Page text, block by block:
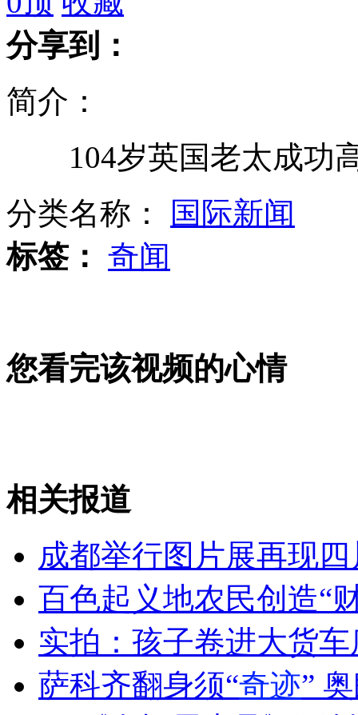
实拍：宝宝视频剪辑“一夜长大”
印度东北部发生沉船事故 死亡百多人
台湾女艺人掀起"剩女西游"浪潮
实拍：因感情不和 男子挥刀自残
山西运城恶犬咬伤多人 警民合力深夜将其击毙
女孩北京地铁殴打老人 痛下狠手拳打脚踢
无痛分娩是否安全 医生回应
外交部：反对强权政治霸凌主义
分享到：
简介：
104岁英国老太成功
分类名称：
国际新闻
标签： 奇闻
您看完该视频的心情
相关报道
成都举行图片展再现
百色起义地农民创造“
实拍：孩子卷进大货
萨科齐翻身须“奇迹”